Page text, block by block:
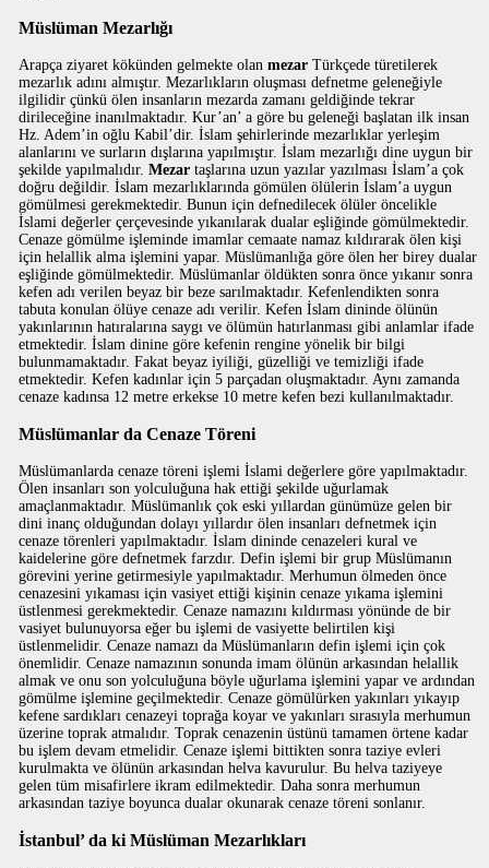
Müslüman Mezarlığı
Arapça ziyaret kökünden gelmekte olanmezar Türkçede türetilerek
mezarlık adını almıştır. Mezarlıkların oluşması defnetme geleneğiyle
ilgilidir çünkü ölen insanların mezarda zamanı geldiğinde tekrar
dirileceğine inanılmaktadır. Kur’an’ a göre bu geleneği başlatan ilk insan
Hz. Adem’in oğlu Kabil’dir. İslam şehirlerinde mezarlıklar yerleşim
alanlarını ve surların dışlarına yapılmıştır. İslam mezarlığı dine uygun bir
şekilde yapılmalıdır.Mezar taşlarına uzun yazılar yazılması İslam’a çok
doğru değildir. İslam mezarlıklarında gömülen ölülerin İslam’a uygun
gömülmesi gerekmektedir. Bunun için defnedilecek ölüler öncelikle
İslami değerler çerçevesinde yıkanılarak dualar eşliğinde gömülmektedir.
Cenaze gömülme işleminde imamlar cemaate namaz kıldırarak ölen kişi
için helallik alma işlemini yapar. Müslümanlığa göre ölen her birey dualar
eşliğinde gömülmektedir. Müslümanlar öldükten sonra önce yıkanır sonra
kefen adı verilen beyaz bir beze sarılmaktadır. Kefenlendikten sonra
tabuta konulan ölüye cenaze adı verilir. Kefen İslam dininde ölünün
yakınlarının hatıralarına saygı ve ölümün hatırlanması gibi anlamlar ifade
etmektedir. İslam dinine göre kefenin rengine yönelik bir bilgi
bulunmamaktadır. Fakat beyaz iyiliği, güzelliği ve temizliği ifade
etmektedir. Kefen kadınlar için 5 parçadan oluşmaktadır. Aynı zamanda
cenaze kadınsa 12 metre erkekse 10 metre kefen bezi kullanılmaktadır.
Müslümanlar da Cenaze Töreni
Müslümanlarda cenaze töreni işlemi İslami değerlere göre yapılmaktadır.
Ölen insanları son yolculuğuna hak ettiği şekilde uğurlamak
amaçlanmaktadır. Müslümanlık çok eski yıllardan günümüze gelen bir
dini inanç olduğundan dolayı yıllardır ölen insanları defnetmek için
cenaze törenleri yapılmaktadır. İslam dininde cenazeleri kural ve
kaidelerine göre defnetmek farzdır. Defin işlemi bir grup Müslümanın
görevini yerine getirmesiyle yapılmaktadır. Merhumun ölmeden önce
cenazesini yıkaması için vasiyet ettiği kişinin cenaze yıkama işlemini
üstlenmesi gerekmektedir. Cenaze namazını kıldırması yönünde de bir
vasiyet bulunuyorsa eğer bu işlemi de vasiyette belirtilen kişi
üstlenmelidir. Cenaze namazı da Müslümanların defin işlemi için çok
önemlidir. Cenaze namazının sonunda imam ölünün arkasından helallik
almak ve onu son yolculuğuna böyle uğurlama işlemini yapar ve ardından
gömülme işlemine geçilmektedir. Cenaze gömülürken yakınları yıkayıp
kefene sardıkları cenazeyi toprağa koyar ve yakınları sırasıyla merhumun
üzerine toprak atmalıdır. Toprak cenazenin üstünü tamamen örtene kadar
bu işlem devam etmelidir. Cenaze işlemi bittikten sonra taziye evleri
kurulmakta ve ölünün arkasından helva kavurulur. Bu helva taziyeye
gelen tüm misafirlere ikram edilmektedir. Daha sonra merhumun
arkasından taziye boyunca dualar okunarak cenaze töreni sonlanır.
İstanbul’ da ki Müslüman Mezarlıkları